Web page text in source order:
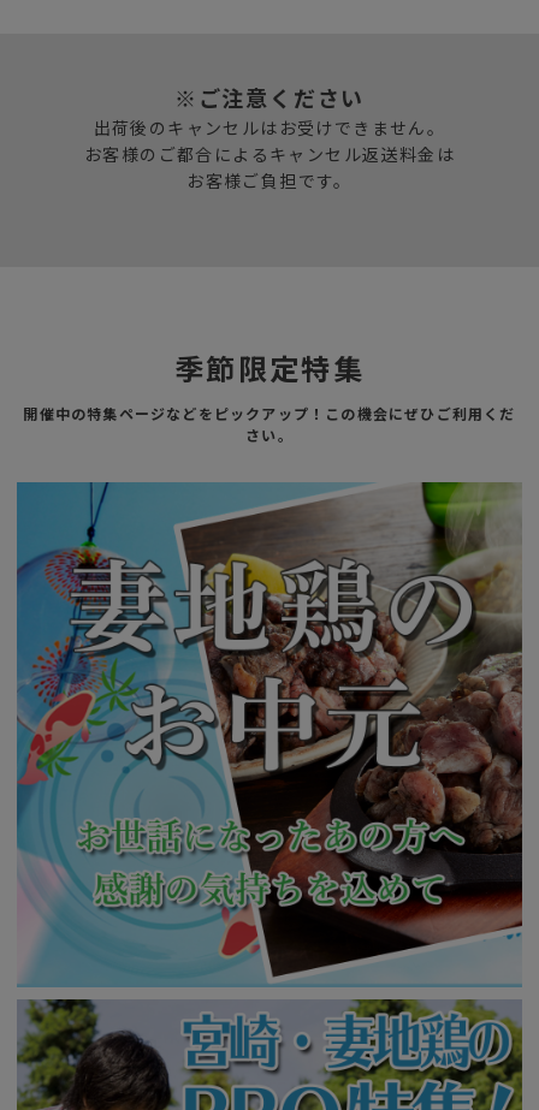
※ご注意ください
出荷後のキャンセルはお受けできません。
お客様のご都合によるキャンセル返送料金は
お客様ご負担です。
季節限定特集
開催中の特集ページなどをピックアップ！この機会にぜひご利用くだ
さい。